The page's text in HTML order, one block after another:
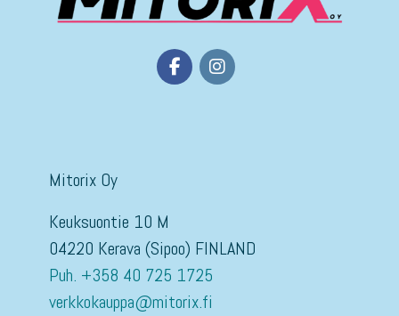
Mitorix Oy
Keuksuontie 10 M
04220 Kerava (Sipoo) FINLAND
Puh. +358 40 725 1725
verkkokauppa@mitorix.fi